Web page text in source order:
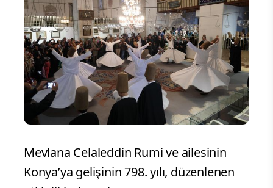
Mevlana Celaleddin Rumi ve ailesinin
Konya’ya gelişinin 798. yılı, düzenlenen